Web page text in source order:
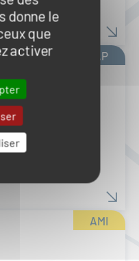
donne le
que
activer
février 2027
AAP
2
AMI